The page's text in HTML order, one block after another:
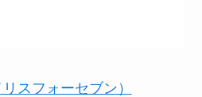
スフォーセブン）